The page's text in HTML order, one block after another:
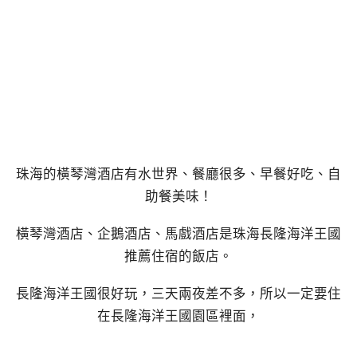
珠海的橫琴灣酒店有水世界、餐廳很多、早餐好吃、自
助餐美味！
橫琴灣酒店、企鵝酒店、馬戲酒店是珠海長隆海洋王國
推薦住宿的飯店。
長隆海洋王國很好玩，三天兩夜差不多，所以一定要住
在長隆海洋王國園區裡面，